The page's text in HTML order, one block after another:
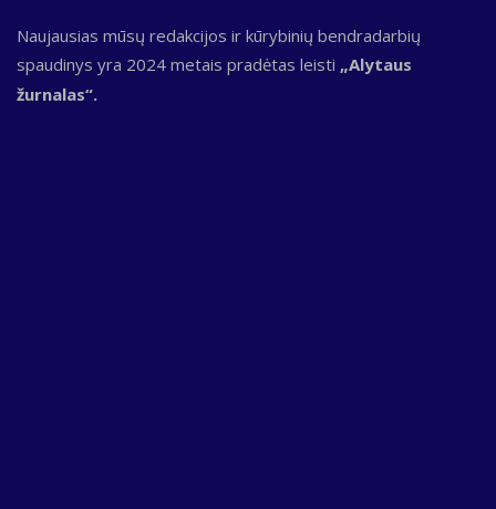
Naujausias mūsų redakcijos ir kūrybinių bendradarbių
spaudinys yra 2024 metais pradėtas leisti „Alytaus
žurnalas“.